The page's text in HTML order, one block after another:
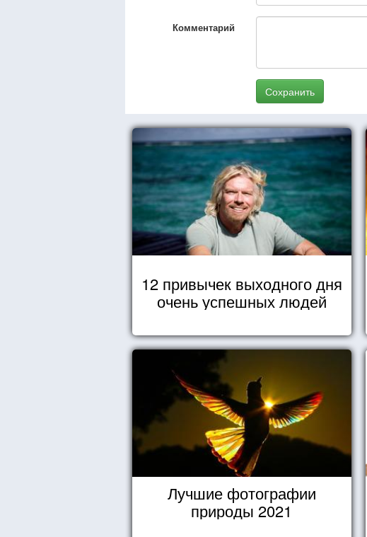
Комментарий
Сохранить
12 привычек выходного дня
очень успешных людей
Лучшие фотографии
природы 2021